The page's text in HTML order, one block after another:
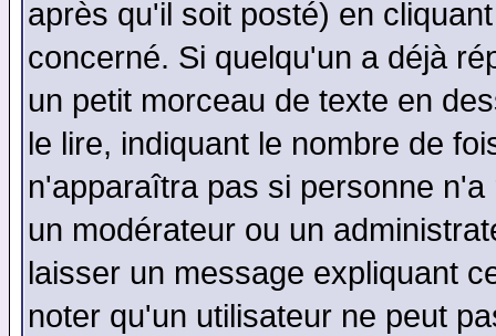
après qu'il soit posté) en
concerné. Si quelqu'un a déjà
un petit morceau de texte en
le lire, indiquant le nombre de
n'apparaîtra pas si personne
un modérateur ou un
laisser un message expliquant
noter qu'un utilisateur ne peut